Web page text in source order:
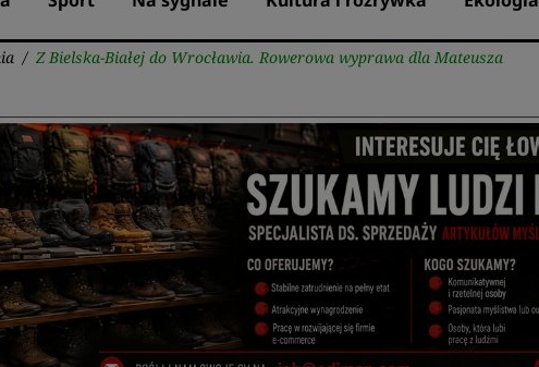
/ Z Bielska-Białej do Wrocławia. Rowerowa wyprawa dla Mateusza